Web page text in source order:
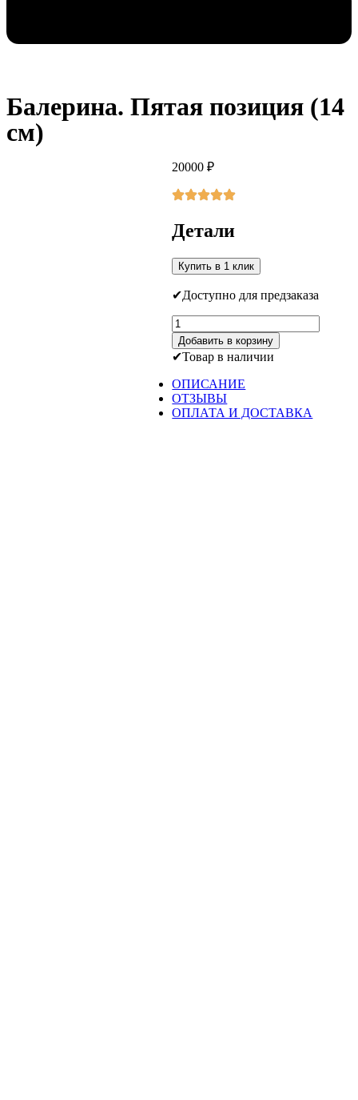
Балерина. Пятая позиция (14
см)
20000₽
Детали
Купить в 1 клик
Доступно для предзаказа
Количество
товара
Балерина.
Пятая
позиция
(14
см)
Добавить в корзину
Товар в наличии
ОПИСАНИЕ
ОТЗЫВЫ
ОПЛАТА И ДОСТАВКА